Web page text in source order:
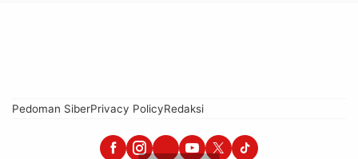
Pedoman SiberPrivacy PolicyRedaksi